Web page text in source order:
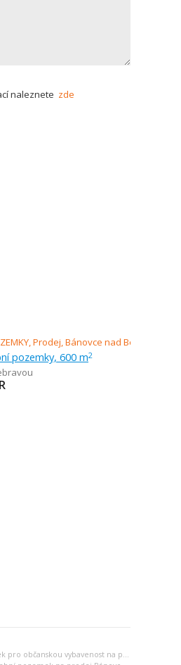
naleznete zde
pozemky, 600 m2
Pozemek pro občanskou vybavenost na prodej Bánovce nad Bebravou